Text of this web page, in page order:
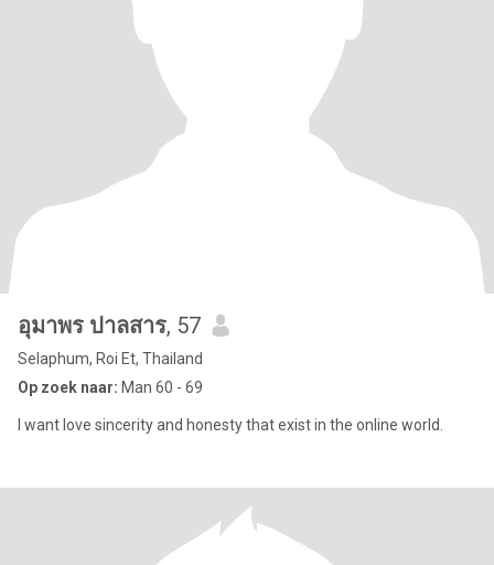
อุมาพร ปาลสาร, 57
Selaphum, Roi Et, Thailand
Op zoek naar: Man 60 - 69
I want love sincerity and honesty that exist in the online world.